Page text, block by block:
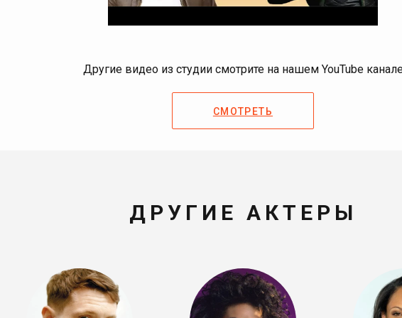
Другие видео из студии смотрите на нашем YouTube
СМОТРЕТЬ
ДРУГИЕ АКТЕРЫ